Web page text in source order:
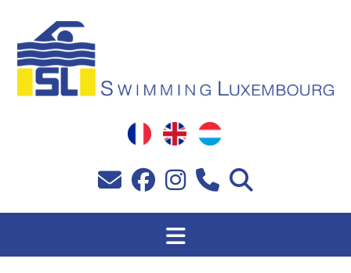
springen